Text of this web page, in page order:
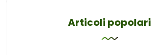
Articoli popolari